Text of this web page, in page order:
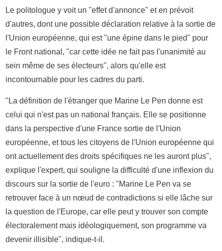
Le politologue y voit un "effet d'annonce" et en prévoit
d'autres, dont une possible déclaration relative à la sortie de
l'Union européenne, qui est "une épine dans le pied" pour
le Front national, "car cette idée ne fait pas l'unanimité au
sein même de ses électeurs", alors qu'elle est
incontournable pour les cadres du parti.
"La définition de l'étranger que Marine Le Pen donne est
celui qui n'est pas un national français. Elle se positionne
dans la perspective d'une France sortie de l'Union
européenne, et tous les citoyens de l'Union européenne qui
ont actuellement des droits spécifiques ne les auront plus",
explique l'expert, qui souligne la difficulté d'une inflexion du
discours sur la sortie de l'euro : "Marine Le Pen va se
retrouver face à un nœud de contradictions si elle lâche sur
la question de l'Europe, car elle peut y trouver son compte
électoralement mais idéologiquement, son programme va
devenir illisible", indique-t-il.